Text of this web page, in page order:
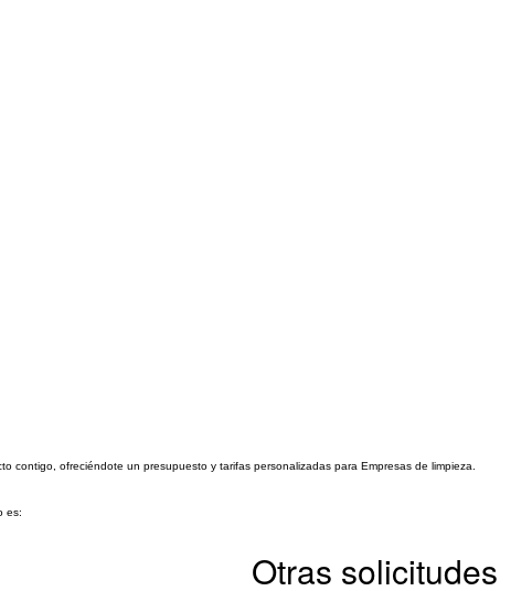
ofreciéndote un presupuesto y tarifas personalizadas para Empresas de limpieza.
es:
Otras solicitudes